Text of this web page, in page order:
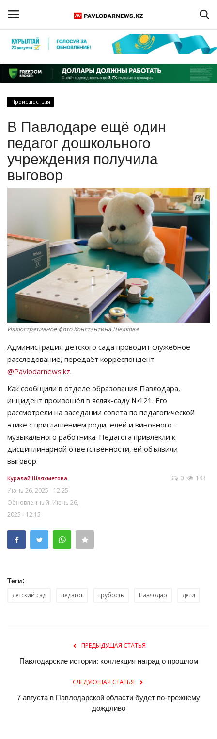
Регистрация
Главная
ПАВЛОДАРСКАЯ ОБЛАСТЬ
КАЗАХСТАН
МИР
СПОРТ
Чек-лист
РАЗВЛЕЧЕНИЯ
OFFICIAL
Курултай
Язык
Қазақша Русский
Происшествия
В Павлодаре ещё один
педагог дошкольного
учреждения получила
выговор
Иллюстративное фото Константина Шелкова
Администрация детского сада проводит служебное
расследование, передаёт корреспондент
@Pavlodarnews.kz.
Как сообщили в отделе образования Павлодара,
инцидент произошёл в яслях-саду №121. Его
рассмотрели на заседании совета по педагогической
этике с приглашением родителей и виновного –
музыкального работника. Педагога привлекли к
дисциплинарной ответственности, ей объявили
выговор.
Куралай Шаяхметова
Июнь 26, 2025 - 12:25
Обновленный: Июнь 26,
2025 - 12:15
0 183
Теги:
детский сад педагог грубость Павлодар дети
ПРЕДЫДУЩАЯ СТАТЬЯ
Павлодарские истории: коллекция наград о прошлом
СЛЕДУЮЩАЯ СТАТЬЯ
7 августа в Павлодарской области будет по-прежнему
дождливо